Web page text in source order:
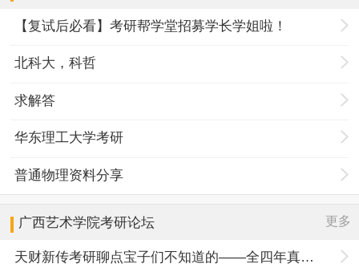
【复试后必看】考研帮学堂招募学长学姐啦！
北科大，科哲
求解答
华东理工大学考研
普通物理资料分享
广西艺术学院考研论坛 更多
天财新传考研聊点宝子们不知道的——全四年真题规律+择校优势